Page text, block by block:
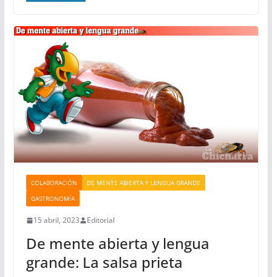
COLABORACIÓN
DE MENTE ABIERTA Y LENGUA GRANDE
GASTRONOMÍA
15 abril, 2023 Editorial
De mente abierta y lengua
grande: La salsa prieta